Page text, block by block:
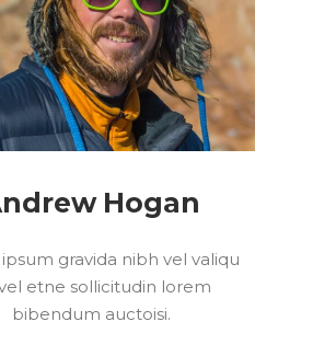
Hogan
gravida nibh vel valiqu
etne sollicitudin lorem
bibendum auctoisi.